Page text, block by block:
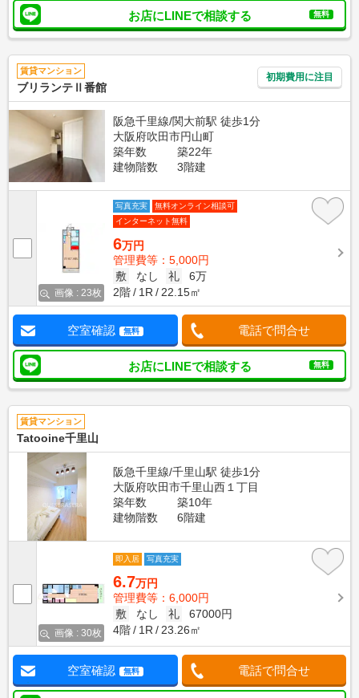
お店にLINEで相談する 無料
賃貸マンション
ブリランテⅡ番館
初期費用に注目
阪急千里線/関大前駅 徒歩1分
大阪府吹田市円山町
築年数
築22年
建物階数
3階建
画像 : 23枚
写真充実
無料オンライン相談可
インターネット無料
6万円
管理費等：5,000円
敷
なし 礼
6万
2階
1R 22.15㎡
空室確認 無料 電話で問合せ
お店にLINEで相談する 無料
賃貸マンション
Tatooine千里山
阪急千里線/千里山駅 徒歩1分
大阪府吹田市千里山西１丁目
築年数
築10年
建物階数
6階建
画像 : 30枚
即入居 写真充実
6.7万円
管理費等：6,000円
敷
なし 礼
67000円
4階
1R 23.26㎡
空室確認 無料 電話で問合せ